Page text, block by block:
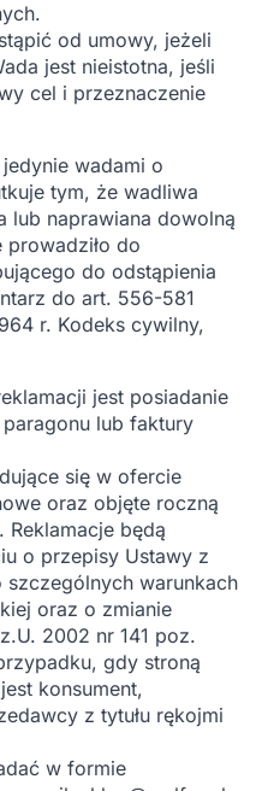
od umowy, jeżeli
jest nieistotna, jeśli
cel i przeznaczenie
wadami o
tym, że wadliwa
lub naprawiana dowolną
do
do odstąpienia
do art. 556-581
r. Kodeks cywilny,
jest posiadanie
lub faktury
się w ofercie
oraz objęte roczną
będą
o przepisy Ustawy z
warunkach
oraz o zmianie
2002 nr 141 poz.
gdy stroną
konsument,
z tytułu rękojmi
w formie